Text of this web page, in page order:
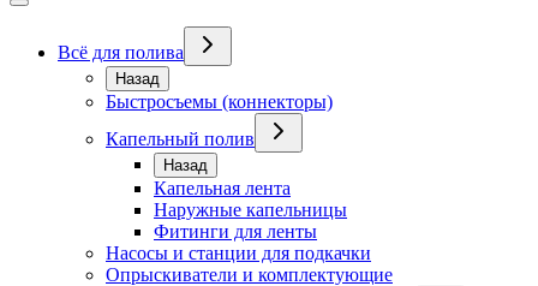
Всё для полива
Назад
Быстросъемы (коннекторы)
Капельный полив
Назад
Капельная лента
Наружные капельницы
Фитинги для ленты
Насосы и станции для подкачки
Опрыскиватели и комплектующие